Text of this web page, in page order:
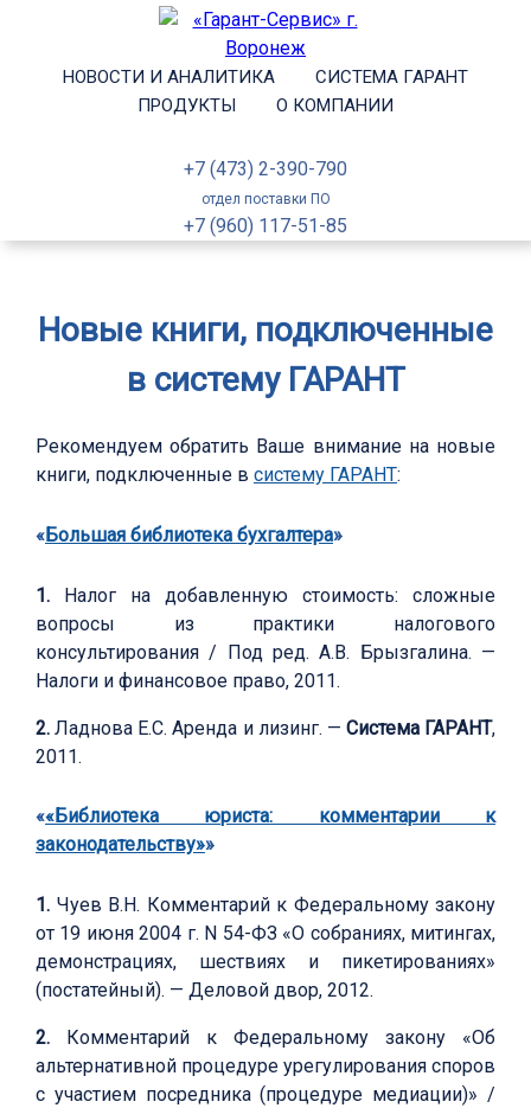
НОВОСТИ И АНАЛИТИКА
СИСТЕМА ГАРАНТ
ПРОДУКТЫ
О КОМПАНИИ
+7 (473) 2-390-790
отдел поставки ПО
+7 (960) 117-51-85
Новые книги, подключенные
в систему ГАРАНТ
Рекомендуем обратить Ваше внимание на новые
книги, подключенные в систему ГАРАНТ:
«Большая библиотека бухгалтера»
1. Налог на добавленную стоимость: сложные
вопросы из практики налогового
консультирования / Под ред. А.В. Брызгалина. —
Налоги и финансовое право, 2011.
2. Ладнова Е.С. Аренда и лизинг. — Система ГАРАНТ,
2011.
««Библиотека юриста: комментарии к
законодательству»»
1. Чуев В.Н. Комментарий к Федеральному закону
от 19 июня 2004 г. N 54-ФЗ «О собраниях, митингах,
демонстрациях, шествиях и пикетированиях»
(постатейный). — Деловой двор, 2012.
2. Комментарий к Федеральному закону «Об
альтернативной процедуре урегулирования споров
с участием посредника (процедуре медиации)» /